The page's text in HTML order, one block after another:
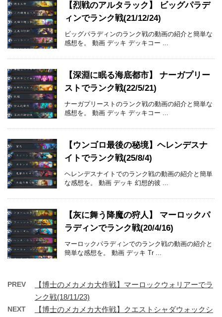
【烈戦のアルタラック】 ビッグパラデ
ィンでランク戦(21/12/24)
ビッグパラディンのランク戦の動画の紹介と簡単な
感想を。 動画 デッキ デッキコー ...
【深淵に眠る海底都市】 ナーガプリー
ストでランク戦(22/5/21)
ナーガプリーストのランク戦の動画の紹介と簡単な
感想を。 動画 デッキ デッキコー ...
【ウンゴロ最後の秘境】ヘレンデスナ
イトでランク戦(25/8/4)
ヘレンデスナイトでのランク戦の動画の紹介と簡単
な感想を。 動画 デッキ 幻想的彼 ...
【灰に舞う降魔の狩人】 マーロックパ
ラディンでランク戦(20/4/16)
マーロックパラディンでのランク戦の動画の紹介と
簡単な感想を。 動画 デッキ Tr ...
PREV
【博士のメカメカ大作戦】マーロックウォリアーでラ
ンク戦(18/11/23)
NEXT
【博士のメカメカ大作戦】クエストシャダウォックシ